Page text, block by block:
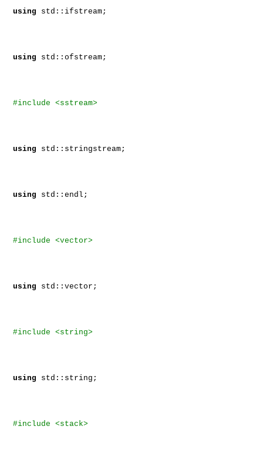
using std::ifstream;
using std::ofstream;
#include <sstream>
using std::stringstream;
using std::endl;
#include <vector>
using std::vector;
#include <string>
using std::string;
#include <stack>